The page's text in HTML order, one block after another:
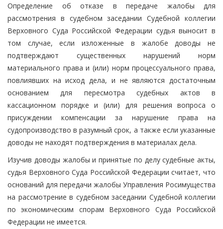
Определение об отказе в передаче жалобы для
рассмотрения в судебном заседании Судебной коллегии
Верховного Суда Российской Федерации судья выносит в
том случае, если изложенные в жалобе доводы не
подтверждают существенных нарушений норм
материального права и (или) норм процессуального права,
повлиявших на исход дела, и не являются достаточным
основанием для пересмотра судебных актов в
кассационном порядке и (или) для решения вопроса о
присуждении компенсации за нарушение права на
судопроизводство в разумный срок, а также если указанные
доводы не находят подтверждения в материалах дела.
Изучив доводы жалобы и принятые по делу судебные акты,
судья Верховного Суда Российской Федерации считает, что
оснований для передачи жалобы Управления Росимущества
на рассмотрение в судебном заседании Судебной коллегии
по экономическим спорам Верховного Суда Российской
Федерации не имеется.